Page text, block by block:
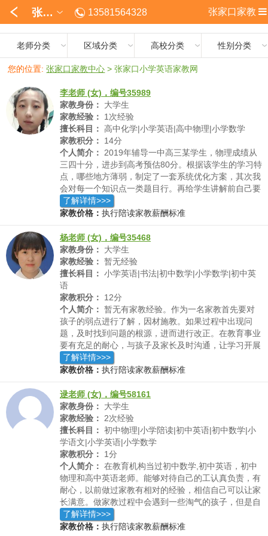
张家口 13581564328 张家口家教
老师分类 区域分类 高校分类 性别分类
您的位置:张家口家教中心 >张家口小学英语家教网
李老师 (女)，编号35989
家教身份：
大学生
家教经验：
1次经验
擅长科目： 高中化学|小学英语|高中物理|小学数学
家教积分：
14分
个人简介：
2019年辅导一中高三某学生，物理成绩从
三四十分，进步到高考预估80分。根据该学生的学习特
点，哪些地方薄弱，制定了一套系统优化方案，其次我
会对每一个知识点一类题目行。再给学生讲解前自己要
熟透于心。运用易于理解的方式，利用口诀简便方法，
做到举一反三的效果。
了解详情>>>
家教价格： 执行陪读家教薪酬标准
杨老师 (女)，编号35468
家教身份：
大学生
家教经验： 暂无经验
擅长科目： 小学英语|书法|初中数学|小学数学|初中英
语
家教积分：
12分
个人简介： 暂无有家教经验。作为一名家教首先要对
孩子的弱点进行了解，因材施教。如果过程中出现问
题，及时找到问题的根源，进而进行改正。在教育事业
要有充足的耐心，与孩子及家长及时沟通，让学习开展
的更为顺利。我们无法立刻让孩子达到一个很高的高
度，反而孩子的一点点努力的进步是我们最大的欣慰。
了解详情>>>
家教价格： 执行陪读家教薪酬标准
逯老师 (女)，编号58161
家教身份：
大学生
家教经验：
2次经验
擅长科目： 初中物理|小学陪读|初中英语|初中数学|小
学语文|小学英语|小学数学
家教积分：
1分
个人简介： 在教育机构当过初中数学,初中英语，初中
物理和高中英语老师。能够对待自己的工认真负责，有
耐心，以前做过家教有相对的经验，相信自己可以让家
长满意。做家教过程中会遇到一些淘气的孩子，但是自
己会有针对性的教育，用合适的方式引导学生，在对孩
子做心理辅导方面很有心得
了解详情>>>
家教价格： 执行陪读家教薪酬标准